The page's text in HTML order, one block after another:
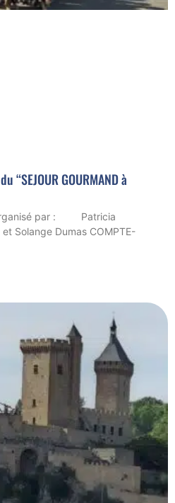
“SEJOUR GOURMAND à
par : Patricia
Dumas COMPTE-